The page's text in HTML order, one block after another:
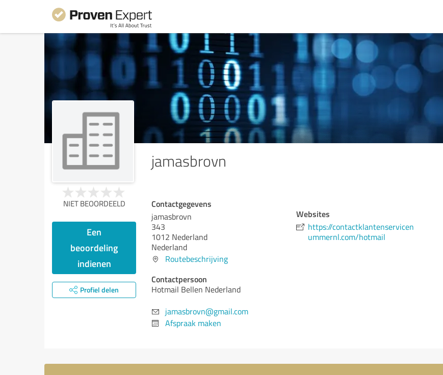
jamasbrovn
NIET BEOORDEELD
Een
beoordeling
indienen
Profiel delen
Contactgegevens
jamasbrovn
343
1012 Nederland
Nederland
Routebeschrijving
Contactpersoon
Hotmail Bellen Nederland
jamasbrovn@gmail.com
Afspraak maken
Websites
https://contactklantenservicen
ummernl.com/hotmail